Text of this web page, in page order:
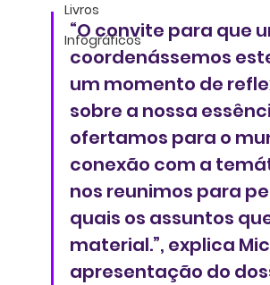
Livros
Infográficos
“O convite para que
coordenássemos
um momento de
sobre a nossa
ofertamos para o
conexão com a
nos reunimos para
quais os assuntos
material.”, explica
apresentação do